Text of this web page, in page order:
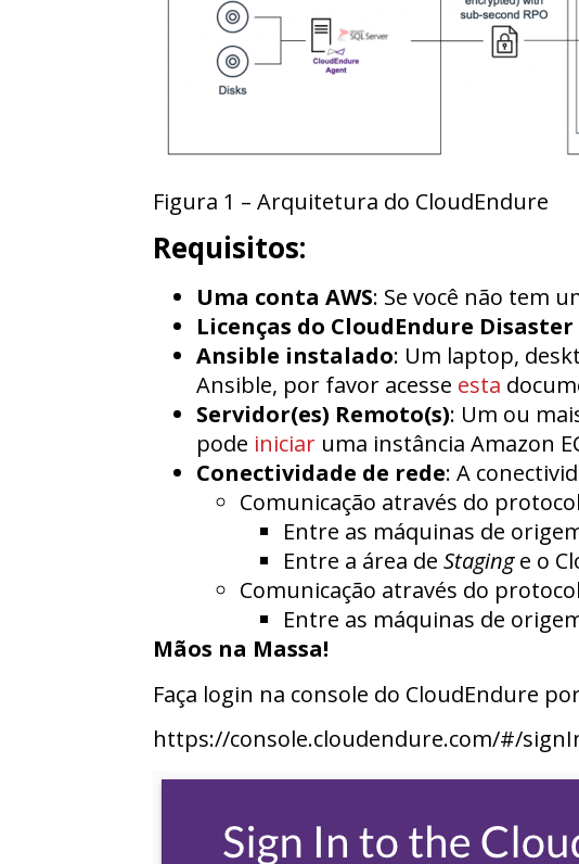
Figura 1 – Arquitetura do CloudEndure
Requisitos:
Uma conta AWS: Se você não tem
Licenças do CloudEndure Disaster
Ansible instalado: Um laptop,
Ansible, por favor acesse esta
Servidor(es) Remoto(s): Um ou
pode iniciar uma instância Amazon
Conectividade de rede: A
Comunicação através do
Entre as máquinas de
Entre a área de Staginge o
Comunicação através do
Entre as máquinas de
Mãos na Massa!
Faça login na console do CloudEndure
https://console.cloudendure.com/#/